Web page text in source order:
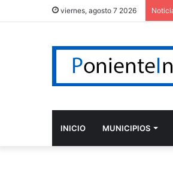
viernes, agosto 7 2026
INICIO MUNICIPIOS